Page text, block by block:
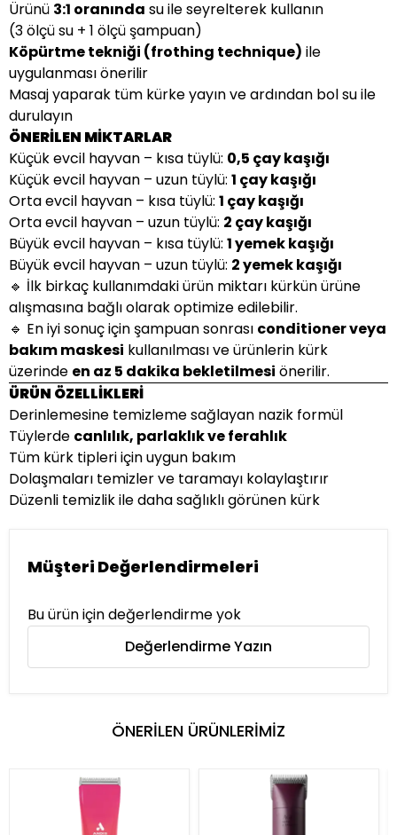
Ürünü 3:1 oranında su ile seyrelterek kullanın
(3 ölçü su + 1 ölçü şampuan)
Köpürtme tekniği (frothing technique) ile
uygulanması önerilir
Masaj yaparak tüm kürke yayın ve ardından bol su ile
durulayın
ÖNERİLEN MİKTARLAR
Küçük evcil hayvan – kısa tüylü: 0,5 çay kaşığı
Küçük evcil hayvan – uzun tüylü: 1 çay kaşığı
Orta evcil hayvan – kısa tüylü: 1 çay kaşığı
Orta evcil hayvan – uzun tüylü: 2 çay kaşığı
Büyük evcil hayvan – kısa tüylü: 1 yemek kaşığı
Büyük evcil hayvan – uzun tüylü: 2 yemek kaşığı
🔹 İlk birkaç kullanımdaki ürün miktarı kürkün ürüne
alışmasına bağlı olarak optimize edilebilir.
🔹 En iyi sonuç için şampuan sonrası conditioner veya
bakım maskesi kullanılması ve ürünlerin kürk
üzerinde en az 5 dakika bekletilmesi önerilir.
ÜRÜN ÖZELLİKLERİ
Derinlemesine temizleme sağlayan nazik formül
Tüylerde canlılık, parlaklık ve ferahlık
Tüm kürk tipleri için uygun bakım
Dolaşmaları temizler ve taramayı kolaylaştırır
Düzenli temizlik ile daha sağlıklı görünen kürk
Müşteri Değerlendirmeleri
Bu ürün için değerlendirme yok
Değerlendirme Yazın
ÖNERİLEN ÜRÜNLERİMİZ